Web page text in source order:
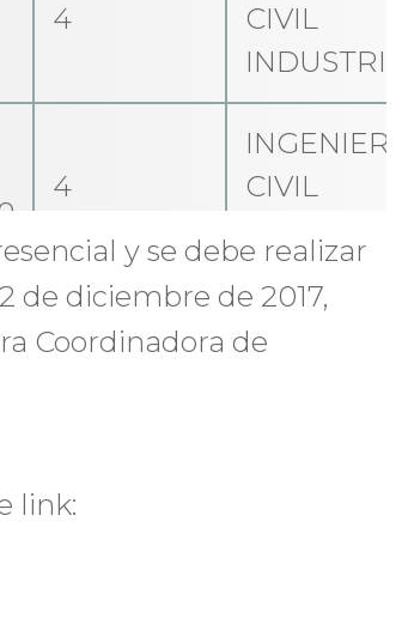
4
CIVIL
INDUSTRIAL
4
INGENIERÍA
CIVIL
4
INGENIERÍA
CIVIL
4
y se debe realizar
de diciembre de 2017,
Coordinadora de
link: